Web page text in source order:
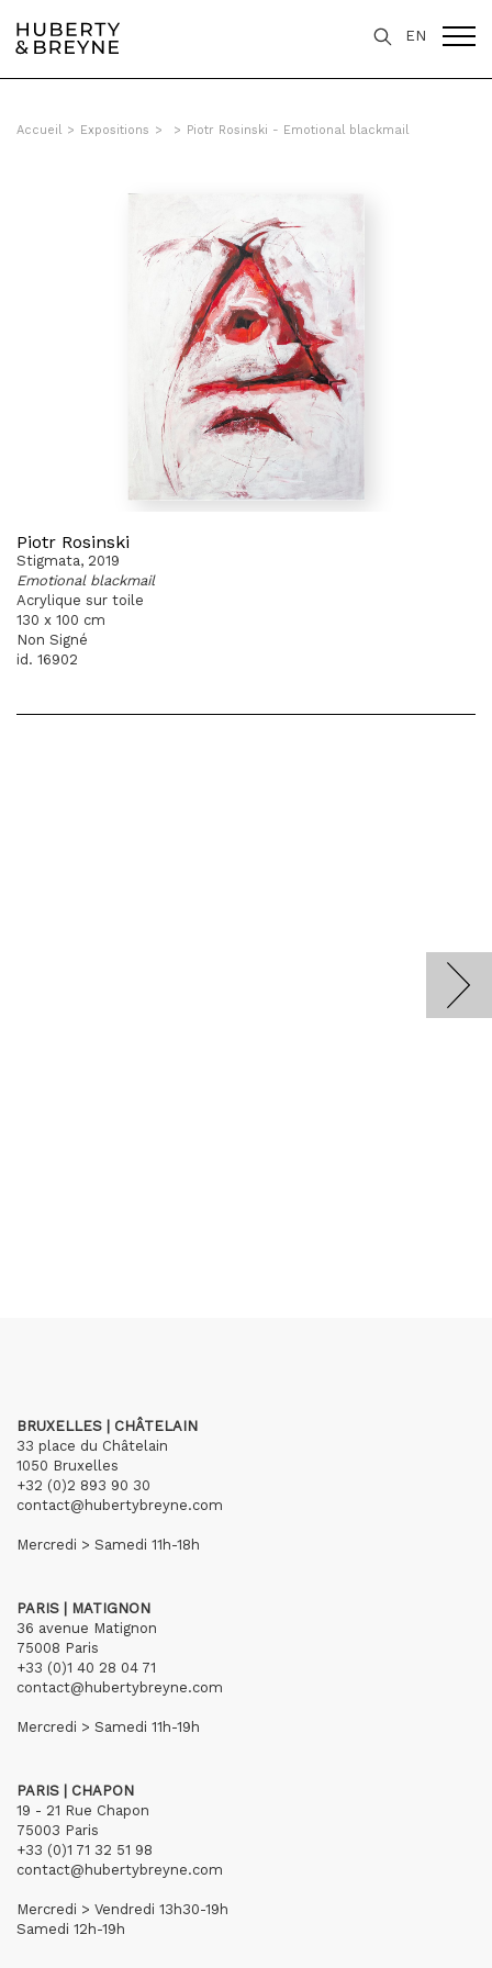
EN
Accueil > Expositions > > Piotr Rosinski - Emotional blackmail
Piotr Rosinski
Stigmata, 2019
Emotional blackmail
Acrylique sur toile
130 x 100 cm
Non Signé
id. 16902
BRUXELLES | CHÂTELAIN
33 place du Châtelain
1050 Bruxelles
+32 (0)2 893 90 30
contact@hubertybreyne.com
Mercredi > Samedi 11h-18h
PARIS | MATIGNON
36 avenue Matignon
75008 Paris
+33 (0)1 40 28 04 71
contact@hubertybreyne.com
Mercredi > Samedi 11h-19h
PARIS | CHAPON
19 - 21 Rue Chapon
75003 Paris
+33 (0)1 71 32 51 98
contact@hubertybreyne.com
Mercredi > Vendredi 13h30-19h
Samedi 12h-19h